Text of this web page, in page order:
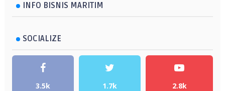
INFO BISNIS MARITIM
SOCIALIZE
3.5k 1.7k 2.8k